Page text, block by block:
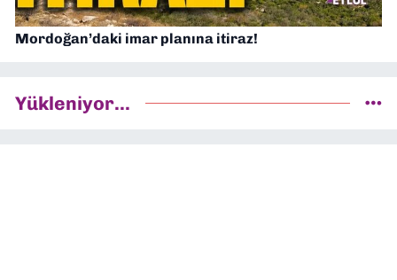
Mordoğan’daki imar planına itiraz!
Yükleniyor...